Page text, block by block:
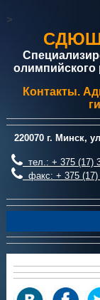
>
олимпийского
Контакты.
220070 г. Минск,
тел.: + 375 (17)
факс: + 375 (17)